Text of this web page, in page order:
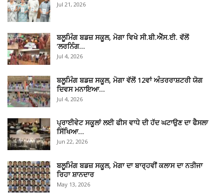
Jul 21, 2026
ਬਲੂਮਿੰਗ ਬਡਜ਼ ਸਕੂਲ, ਮੋਗਾ ਵਿਖੇ ਸੀ.ਬੀ.ਐੱਸ.ਈ. ਵੱਲੋਂ
‘ਲਰਨਿੰਗ…
Jul 4, 2026
ਬਲੂਮਿੰਗ ਬਡਜ਼ ਸਕੂਲ, ਮੋਗਾ ਵੱਲੋਂ 12ਵਾਂ ਅੰਤਰਰਾਸ਼ਟਰੀ ਯੋਗ
ਦਿਵਸ ਮਨਾਇਆ…
Jul 4, 2026
ਪ੍ਰਾਈਵੇਟ ਸਕੂਲਾਂ ਲਈ ਫੀਸ ਵਾਧੇ ਦੀ ਹੱਦ ਘਟਾਉਣ ਦਾ ਫੈਸਲਾ
ਸਿੱਖਿਆ…
Jun 22, 2026
ਬਲੂਮਿੰਗ ਬਡਜ਼ ਸਕੂਲ, ਮੋਗਾ ਦਾ ਬਾਰ੍ਹਵੀਂ ਕਲਾਸ ਦਾ ਨਤੀਜਾ
ਰਿਹਾ ਸ਼ਾਨਦਾਰ
May 13, 2026